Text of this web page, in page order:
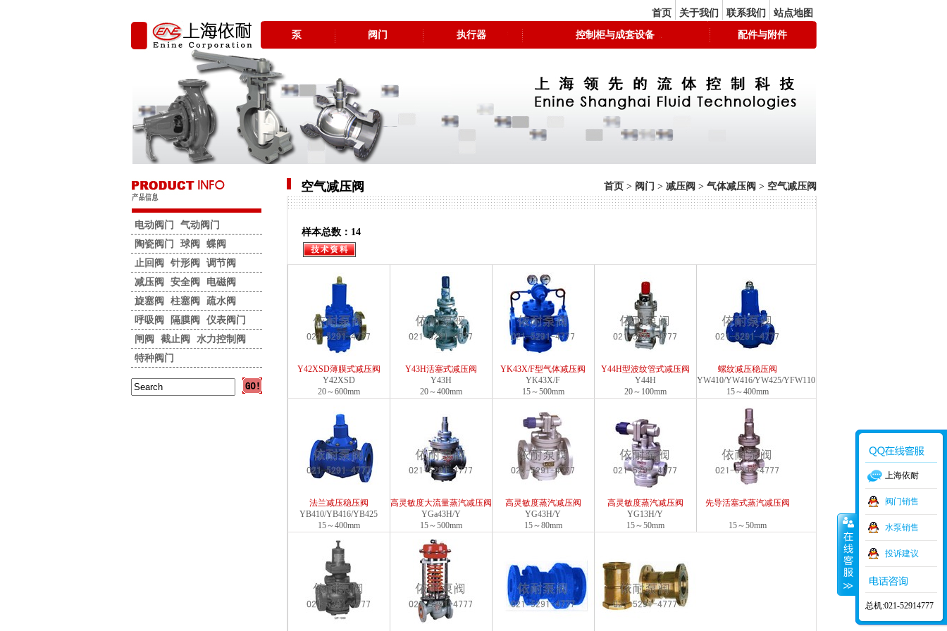
首页 关于我们 联系我们 站点地图
泵 阀门 执行器 控制柜与成套设备 配件与附件
首页> 阀门 > 减压阀 > 气体减压阀 > 空气减压阀
空气减压阀
样本总数：14
Y42XSD薄膜式减压阀
Y42XSD
20～600mm
Y43H活塞式减压阀
Y43H
20～400mm
YK43X/F型气体减压阀
YK43X/F
15～500mm
Y44H型波纹管式减压阀
Y44H
20～100mm
螺纹减压稳压阀
YW410/YW416/YW425/YFW110
15～400mm
法兰减压稳压阀
YB410/YB416/YB425
15～400mm
高灵敏度大流量蒸汽减压阀
YGa43H/Y
15～500mm
高灵敏度蒸汽减压阀
YG43H/Y
15～80mm
高灵敏度蒸汽减压阀
YG13H/Y
15～50mm
先导活塞式蒸汽减压阀
15～50mm
电动阀门
气动阀门
陶瓷阀门
球阀
蝶阀
止回阀
针形阀
调节阀
减压阀
安全阀
电磁阀
旋塞阀
柱塞阀
疏水阀
呼吸阀
隔膜阀
仪表阀门
闸阀
截止阀
水力控制阀
特种阀门
上海依耐
阀门销售
水泵销售
投诉建议
总机:021-52914777